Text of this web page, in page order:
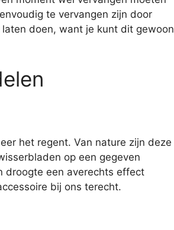
te vervangen zijn door
doen, want je kunt dit gewoon
het regent. Van nature zijn deze
op een gegeven
droogte een averechts effect
bij ons terecht.